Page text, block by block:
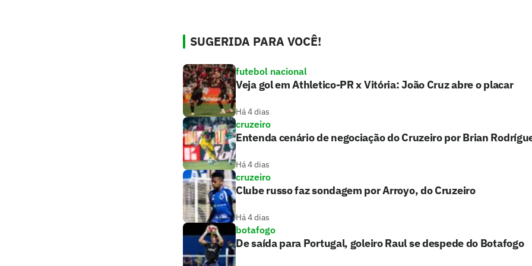
SUGERIDA PARA VOCÊ!
futebol nacional
Veja gol em Athletico-PR x Vitória: João Cruz abre o placar
Há 4 dias
cruzeiro
Entenda cenário de negociação do Cruzeiro por Brian
Há 4 dias
cruzeiro
Clube russo faz sondagem por Arroyo, do Cruzeiro
Há 4 dias
botafogo
De saída para Portugal, goleiro Raul se despede do Botafogo